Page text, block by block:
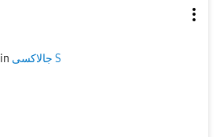
in جالاكسى S